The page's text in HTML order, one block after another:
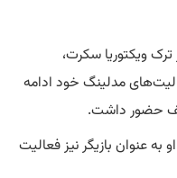
ویکتوریا سکرت،
مدلینگ خود ادامه
حضور داشت.
به عنوان بازیگر نیز فعالیت